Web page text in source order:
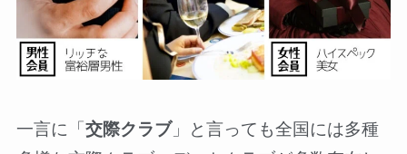
一言に「交際クラブ」と言っても全国には多種